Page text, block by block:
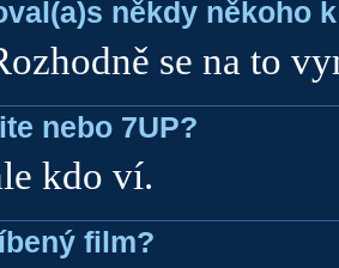
někdy někoho
se na to
nebo 7UP?
kdo ví.
film?